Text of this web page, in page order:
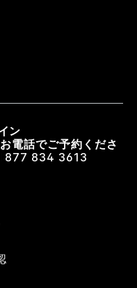
ン
電話でご予約くださ
877 834 3613